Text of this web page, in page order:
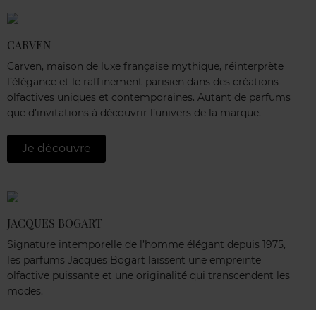
CARVEN
Carven, maison de luxe française mythique, réinterprète
l’élégance et le raffinement parisien dans des créations
olfactives uniques et contemporaines. Autant de parfums
que d’invitations à découvrir l’univers de la marque.
Je découvre
JACQUES BOGART
Signature intemporelle de l’homme élégant depuis 1975,
les parfums Jacques Bogart laissent une empreinte
olfactive puissante et une originalité qui transcendent les
modes.